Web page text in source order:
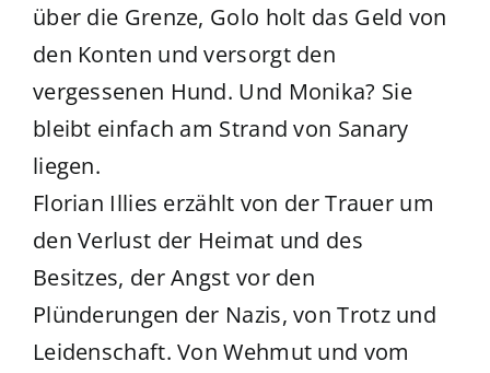
über die Grenze, Golo holt das Geld von
den Konten und versorgt den
vergessenen Hund. Und Monika? Sie
bleibt einfach am Strand von Sanary
liegen.
Florian Illies erzählt von der Trauer um
den Verlust der Heimat und des
Besitzes, der Angst vor den
Plünderungen der Nazis, von Trotz und
Leidenschaft. Von Wehmut und vom